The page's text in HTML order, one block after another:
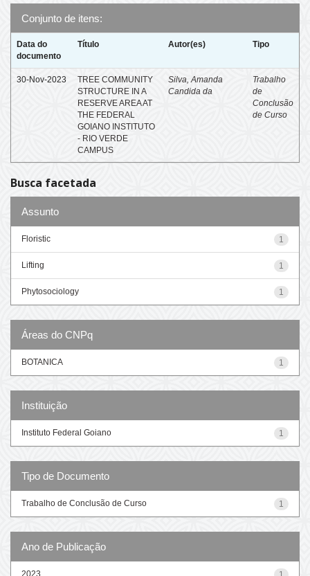
Conjunto de itens:
Data do
documento
Título Autor(es) Tipo
30-Nov-2023
TREE COMMUNITY
STRUCTURE IN A
RESERVE AREA AT
THE FEDERAL
GOIANO INSTITUTO
- RIO VERDE
CAMPUS
Silva, Amanda
Candida da
Trabalho
de
Conclusão
de Curso
Busca facetada
Assunto
1
Floristic
1
Lifting
1
Phytosociology
Áreas do CNPq
1
BOTANICA
Instituição
1
Instituto Federal Goiano
Tipo de Documento
1
Trabalho de Conclusão de Curso
Ano de Publicação
2023